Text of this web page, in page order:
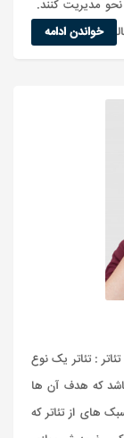
مدیریت کنند.
ی...
خواندن ادامه
: تئاتر یک نوع
که هدف آن ها
های از تئاتر که